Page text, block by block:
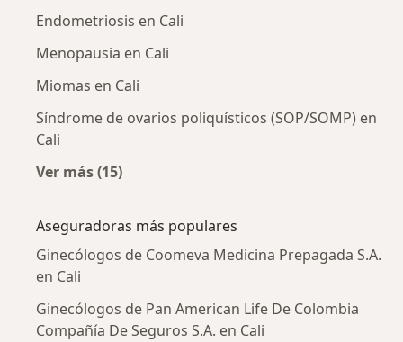
Endometriosis en Cali
Menopausia en Cali
Miomas en Cali
Síndrome de ovarios poliquísticos (SOP/SOMP) en
Cali
Ver más (15)
Aseguradoras más populares
Ginecólogos de Coomeva Medicina Prepagada S.A.
en Cali
Ginecólogos de Pan American Life De Colombia
Compañía De Seguros S.A. en Cali